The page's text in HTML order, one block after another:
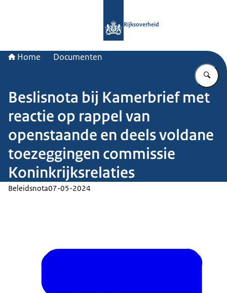
Rijksoverheid
Home Documenten
Beslisnota bij Kamerbrief met
reactie op rappel van
openstaande en deels voldane
toezeggingen commissie
Koninkrijksrelaties
Beleidsnota07-05-2024